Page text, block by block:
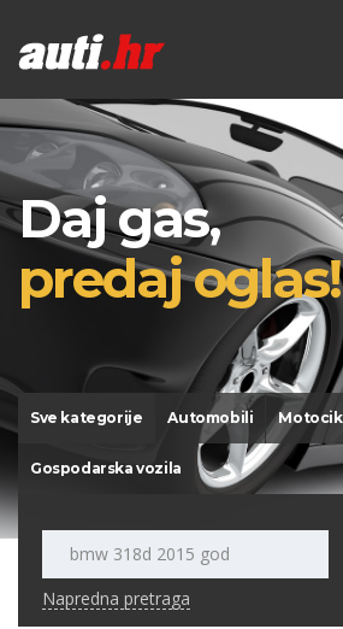
Daj gas,
predaj oglas!
Sve kategorije Automobili
Gospodarska vozila
Napredna pretraga